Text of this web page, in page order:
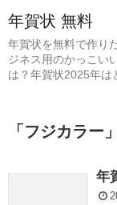
年賀状 無料
年賀状を無料で作り
ジネス用のかっこい
は？年賀状2025年は
「 フジカラー 」
年